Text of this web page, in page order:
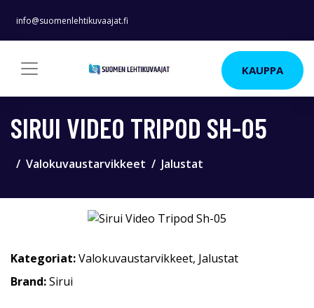
info@suomenlehtikuvaajat.fi
KAUPPA
SIRUI VIDEO TRIPOD SH-05
Valokuvaustarvikkeet Jalustat
Kategoriat:Valokuvaustarvikkeet, Jalustat
Brand:Sirui